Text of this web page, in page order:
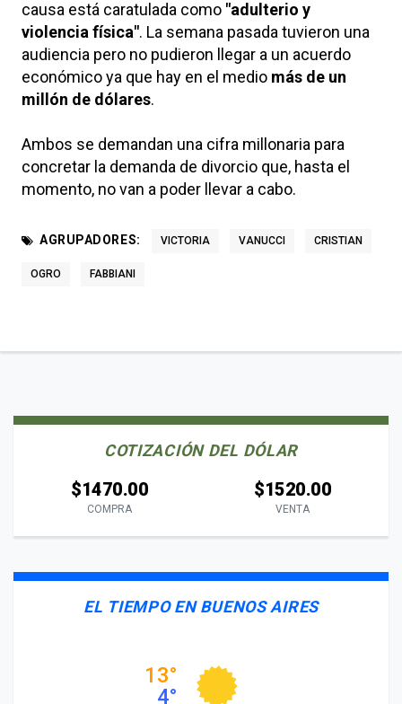
causa está caratulada como "adulterio y
violencia física". La semana pasada tuvieron una
audiencia pero no pudieron llegar a un acuerdo
económico ya que hay en el medio más de un
millón de dólares.
Ambos se demandan una cifra millonaria para
concretar la demanda de divorcio que, hasta el
momento, no van a poder llevar a cabo.
AGRUPADORES: VICTORIA VANUCCI CRISTIAN
OGRO FABBIANI
COTIZACIÓN DEL DÓLAR
$1470.00
COMPRA
$1520.00
VENTA
EL TIEMPO EN BUENOS AIRES